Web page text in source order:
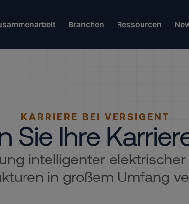
Branchen Ressourcen
KARRIERE BEI VERSIGENT
Sie Ihre
intelligenter
in großem Umfang